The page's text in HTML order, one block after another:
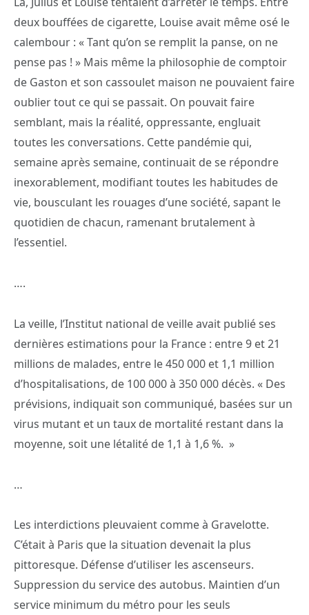
deux bouffées de cigarette, Louise avait même osé le
calembour : « Tant qu’on se remplit la panse, on ne
pense pas ! » Mais même la philosophie de comptoir
de Gaston et son cassoulet maison ne pouvaient faire
oublier tout ce qui se passait. On pouvait faire
semblant, mais la réalité, oppressante, engluait
toutes les conversations. Cette pandémie qui,
semaine après semaine, continuait de se répondre
inexorablement, modifiant toutes les habitudes de
vie, bousculant les rouages d’une société, sapant le
quotidien de chacun, ramenant brutalement à
l’essentiel.
….
La veille, l’Institut national de veille avait publié ses
dernières estimations pour la France : entre 9 et 21
millions de malades, entre le 450 000 et 1,1 million
d’hospitalisations, de 100 000 à 350 000 décès. « Des
prévisions, indiquait son communiqué, basées sur un
virus mutant et un taux de mortalité restant dans la
moyenne, soit une létalité de 1,1 à 1,6 %. »
…
Les interdictions pleuvaient comme à Gravelotte.
C’était à Paris que la situation devenait la plus
pittoresque. Défense d’utiliser les ascenseurs.
Suppression du service des autobus. Maintien d’un
service minimum du métro pour les seuls